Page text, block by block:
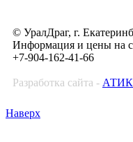
© УралДраг, г.
Информация и цены на
+7-904-162-41-66
Разработка сайта -
Наверх